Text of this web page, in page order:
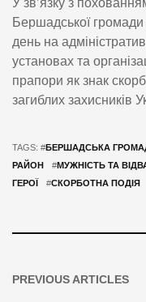
У зв’язку з
Бершадської
день на
установах та
прапори як знак
загиблих захисників
TAGS: #БЕРШАДСЬКА
РАЙОН
#МУЖНІСТЬ ТА
ГЕРОЇ
#СКОРБОТНА ПОДІЯ
PREVIOUS ARTICLES